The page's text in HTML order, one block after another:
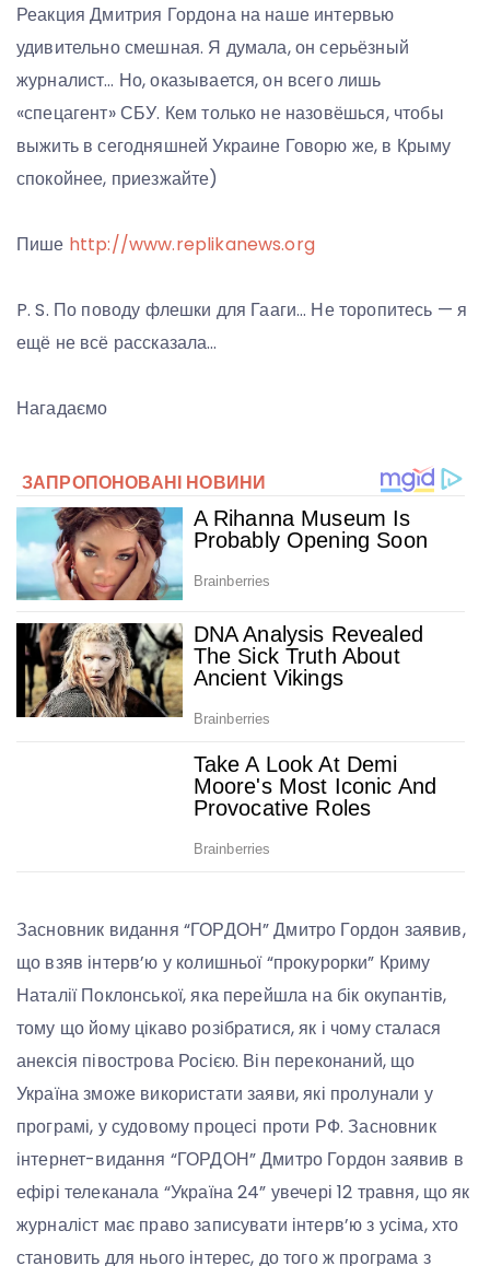
Реакция Дмитрия Гордона на наше интервью
удивительно смешная. Я думала, он серьёзный
журналист… Но, оказывается, он всего лишь
«спецагент» СБУ. Кем только не назовёшься, чтобы
выжить в сегодняшней Украине Говорю же, в Крыму
спокойнее, приезжайте)
Пише http://www.replikanews.org
P. S. По поводу флешки для Гааги… Не торопитесь — я
ещё не всё рассказала…
Нагадаємо
Засновник видання “ГОРДОН” Дмитро Гордон заявив,
що взяв інтерв’ю у колишньої “прокурорки” Криму
Наталії Поклонської, яка перейшла на бік окупантів,
тому що йому цікаво розібратися, як і чому сталася
анексія півострова Росією. Він переконаний, що
Україна зможе використати заяви, які пролунали у
програмі, у судовому процесі проти РФ. Засновник
інтернет-видання “ГОРДОН” Дмитро Гордон заявив в
ефірі телеканала “Україна 24” увечері 12 травня, що як
журналіст має право записувати інтерв’ю з усіма, хто
становить для нього інтерес, до того ж програма з